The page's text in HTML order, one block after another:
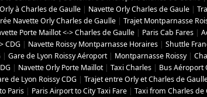
à Charles de Gaulle | Navette Orly Charles de Gaule |
Navette Orly Charles de Gaulle | Trajet Montparnasse
Porte Maillot <-> Charles de Gaulle | Paris Cab Fares |
CDG | Navette Roissy Montparnasse Horaires | Shuttle
| Gare de Lyon Roissy Aéroport| Montparnasse Roissy|
| Navette Orly Porte Maillot| Taxi Charles | Bus Aéroport
de Lyon Roissy CDG | Trajet entre Orly et Charles de
Paris | Paris Airport to City Taxi Fare | Taxi from Charles de